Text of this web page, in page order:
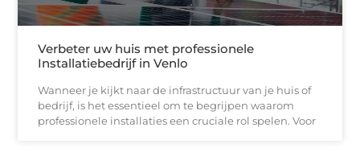
Verbeter uw huis met professionele
Installatiebedrijf in Venlo
Wanneer je kijkt naar de infrastructuur van je huis of
bedrijf, is het essentieel om te begrijpen waarom
professionele installaties een cruciale rol spelen. Voor